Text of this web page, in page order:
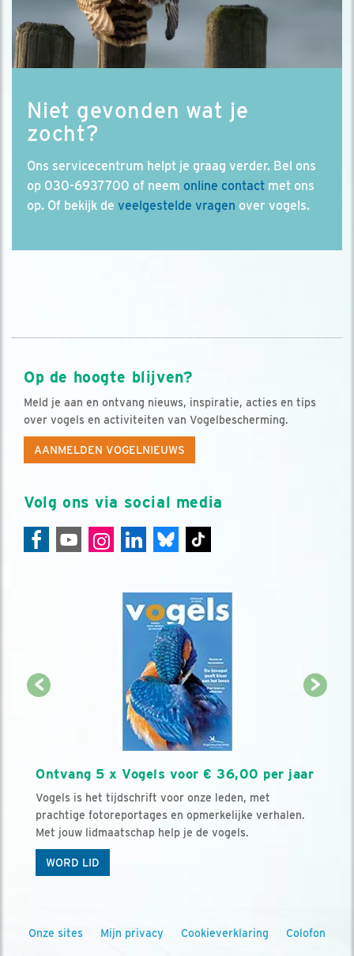
Niet gevonden wat je
zocht?
Ons servicecentrum helpt je graag verder. Bel ons
op 030-6937700 of neem online contact met ons
op. Of bekijk de veelgestelde vragen over vogels.
Op de hoogte blijven?
Meld je aan en ontvang nieuws, inspiratie, acties en tips
over vogels en activiteiten van Vogelbescherming.
AANMELDEN VOGELNIEUWS
Volg ons via social media
Ontvang 5 x Vogels voor € 36,00 per jaar
Vogels is het tijdschrift voor onze leden, met
prachtige fotoreportages en opmerkelijke verhalen.
Met jouw lidmaatschap help je de vogels.
WORD LID
Onze sites Mijn privacy Cookieverklaring Colofon